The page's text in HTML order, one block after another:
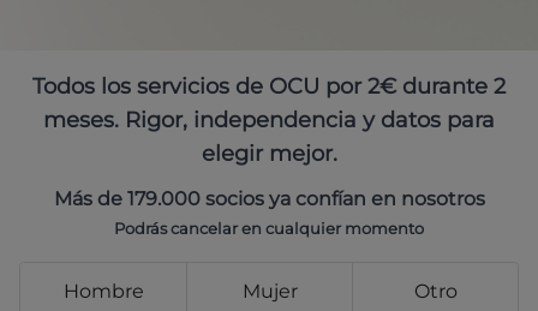
Todos los servicios de OCU por 2€ durante 2
meses. Rigor, independencia y datos para
elegir mejor.
Más de 179.000 socios ya confían en nosotros
Podrás cancelar en cualquier momento
Hombre Mujer Otro